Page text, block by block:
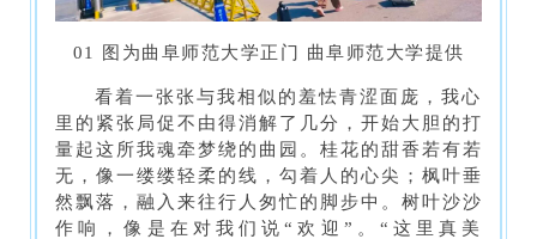
01 图为曲阜师范大学正门 曲阜师范大学提供
看着一张张与我相似的羞怯青涩面庞，我心
里的紧张局促不由得消解了几分，开始大胆的打
量起这所我魂牵梦绕的曲园。桂花的甜香若有若
无，像一缕缕轻柔的线，勾着人的心尖；枫叶垂
然飘落，融入来往行人匆忙的脚步中。树叶沙沙
作响，像是在对我们说“欢迎”。“这里真美